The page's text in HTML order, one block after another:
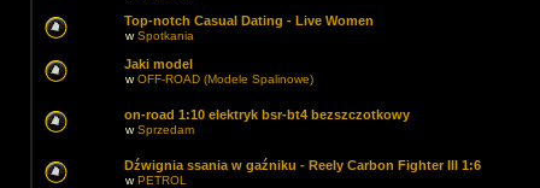
Top-notch Сasual Dating - Live Women
wSpotkania
Jaki model
wOFF-ROAD (Modele Spalinowe)
on-road 1:10 elektryk bsr-bt4 bezszczotkowy
wSprzedam
Dźwignia ssania w gaźniku - Reely Carbon Fighter III 1:6
wPETROL